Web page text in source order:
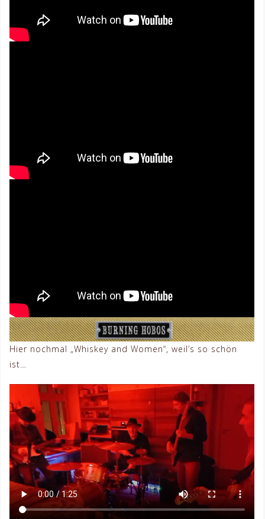
Hier nochmal „Whiskey and Women“, weil’s so schön
ist…